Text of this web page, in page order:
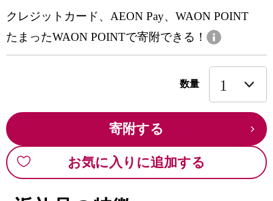
クレジットカード、AEON Pay、WAON POINT
たまったWAON POINTで寄附できる！
数量
寄附する
お気に入りに追加する